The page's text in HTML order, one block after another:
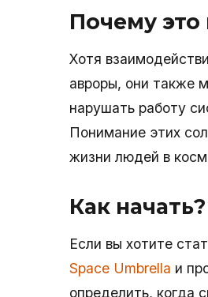
Почему это
Хотя
авроры, они также
нарушать работу
Понимание этих
жизни людей в
Как начать?
Если вы хотите
Space Umbrella и
определить, когда